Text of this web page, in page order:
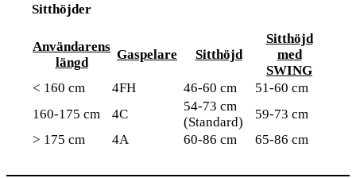
Sitthöjder
Användarens
längd
Gaspelare Sitthöjd
Sitthöjd
med
SWING
< 160 cm
4FH 46-60 cm
51-60 cm
160-175 cm
4C
54-73 cm
(Standard)
59-73 cm
> 175 cm
4A 60-86 cm 65-86 cm